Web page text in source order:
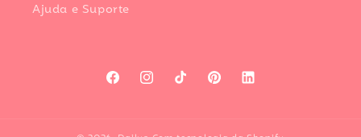
Ajuda e Suporte
FacebookInstagramTikTokPinterestLinkedIn